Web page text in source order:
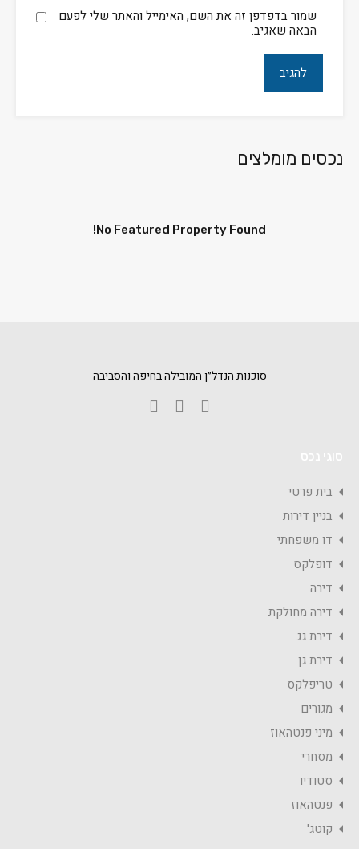
שמור בדפדפן זה את השם, האימייל והאתר שלי לפעם
הבאה שאגיב.
נכסים מומלצים
No Featured Property Found!
סוכנות הנדל״ן המובילה בחיפה והסביבה
בית פרטי
בניין דירות
דו משפחתי
דופלקס
דירה
דירה מחולקת
דירת גג
דירת גן
טריפלקס
מגורים
מיני פנטהאוז
מסחרי
סטודיו
פנטהאוז
קוטג'